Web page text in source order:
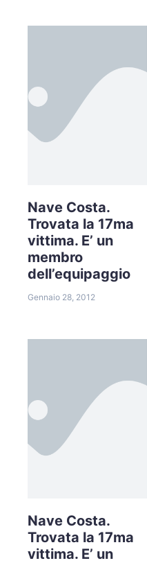
Nave Costa.
Trovata la 17ma
vittima. E’ un
membro
dell’equipaggio
Gennaio 28, 2012
Nave Costa.
Trovata la 17ma
vittima. E’ un